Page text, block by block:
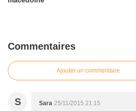
Commentaires
Ajouter un commentaire
S Sara 25/11/2015 21:15